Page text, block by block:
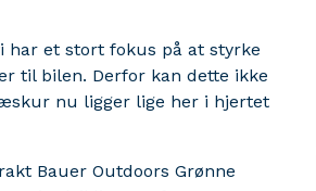
har et stort fokus på at styrke
til bilen. Derfor kan dette ikke
nu ligger lige her i hjertet
Bauer Outdoors Grønne